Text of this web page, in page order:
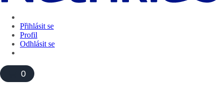
Přihlásit se
Profil
Odhlásit se
0